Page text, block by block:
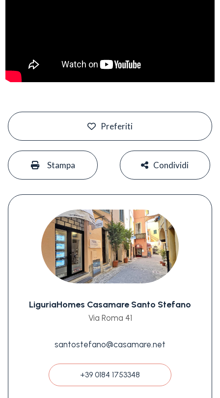
Preferiti
Stampa Condividi
LiguriaHomes Casamare Santo Stefano
Via Roma 41
santostefano@casamare.net
+39 0184 1753348